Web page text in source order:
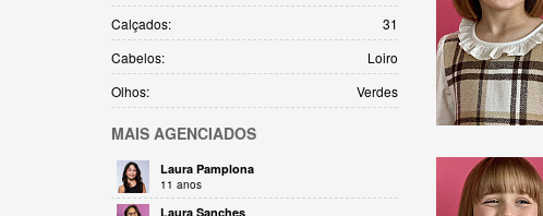
Calçados:
31
Cabelos:
Loiro
Olhos:
Verdes
MAIS AGENCIADOS
Laura Pamplona
11 anos
Laura Sanches